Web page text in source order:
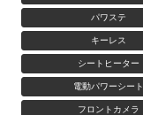
パワステ
キーレス
シートヒーター
電動パワーシート
フロントカメラ